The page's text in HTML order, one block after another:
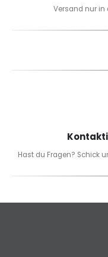
Versand nur in
Hast du Fragen? Schick